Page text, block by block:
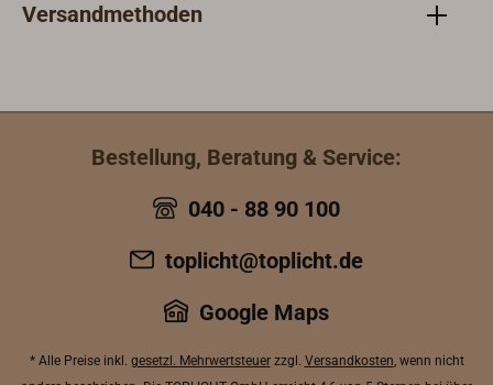
Versandmethoden
Bestellung, Beratung & Service:
040 - 88 90 100
toplicht@toplicht.de
Google Maps
* Alle Preise inkl. gesetzl. Mehrwertsteuerzzgl. Versandkosten, wenn nicht